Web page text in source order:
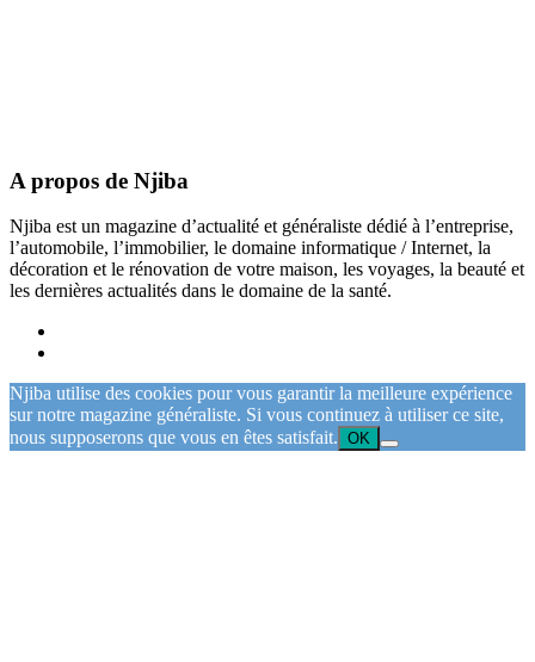
A propos de Njiba
Njiba est un magazine d’actualité et généraliste dédié à l’entreprise,
l’automobile, l’immobilier, le domaine informatique / Internet, la
décoration et le rénovation de votre maison, les voyages, la beauté et
les dernières actualités dans le domaine de la santé.
Njiba utilise des cookies pour vous garantir la meilleure expérience
sur notre magazine généraliste. Si vous continuez à utiliser ce site,
nous supposerons que vous en êtes satisfait. OK